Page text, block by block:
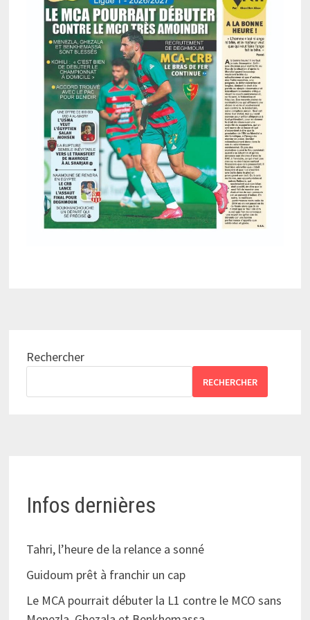
Rechercher
RECHERCHER
Infos dernières
Tahri, l’heure de la relance a sonné
Guidoum prêt à franchir un cap
Le MCA pourrait débuter la L1 contre le MCO sans